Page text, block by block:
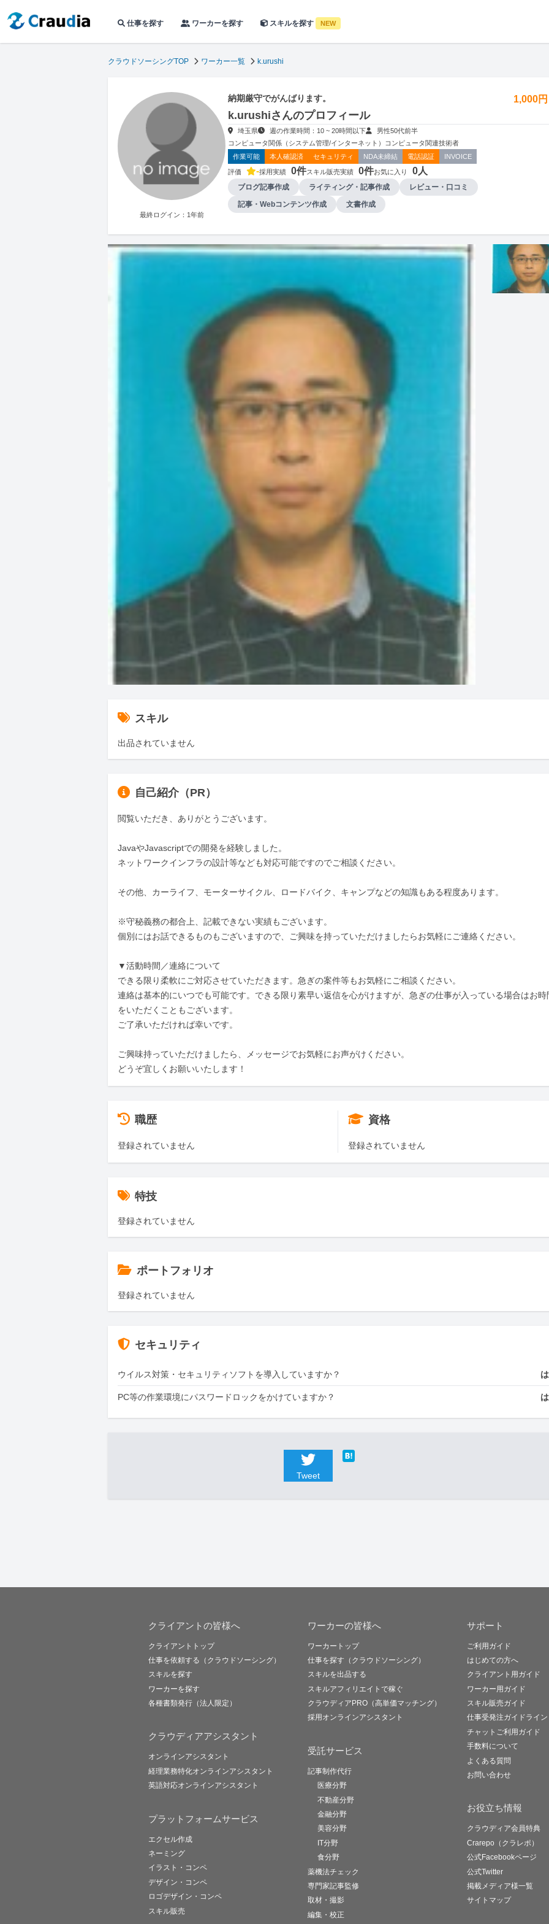
仕事を探す ワーカーを探す スキルを探す NEW
クラウドソーシングTOP ワーカー一覧 k.urushi
最終ログイン：1年前
納期厳守でがんばります。 1,000
k.urushiさんのプロフィール
埼玉県 週の作業時間：10 ~ 20時間以下 男性50代前半
コンピュータ関係（システム管理/インターネット）
コンピュータ関連技術者
作業可能
本人確認済 セキュリティ NDA未締結 電話認証 INVOICE
評価 -採用実績 0件スキル販売実績 0件お気に入り 0人
ブログ記事作成 ライティング・記事作成
レビュー・口コミ
記事・Webコンテンツ作成
文書作成
スキル
出品されていません
自己紹介（PR）
閲覧いただき、ありがとうございます。
JavaやJavascriptでの開発を経験しました。
ネットワークインフラの設計等なども対応可能ですのでご相談ください。
その他、カーライフ、モーターサイクル、ロードバイク、キャンプなどの知識もある程度あります。
※守秘義務の都合上、記載できない実績もございます。
個別にはお話できるものもございますので、ご興味を持っていただけましたらお気軽にご連絡ください。
▼活動時間／連絡について
できる限り柔軟にご対応させていただきます。急ぎの案件等もお気軽にご相談ください。
連絡は基本的にいつでも可能です。できる限り素早い返信を心がけますが、急ぎの仕事が入っている場合はお時
をいただくこともございます。
ご了承いただければ幸いです。
ご興味持っていただけましたら、メッセージでお気軽にお声がけください。
どうぞ宜しくお願いいたします！
職歴
登録されていません
資格
登録されていません
特技
登録されていません
ポートフォリオ
登録されていません
セキュリティ
ウイルス対策・セキュリティソフトを導入していますか？
PC等の作業環境にパスワードロックをかけていますか？
Tweet
クライアントの皆様へ
クライアントトップ
仕事を依頼する（クラウドソーシング）
スキルを探す
ワーカーを探す
各種書類発行（法人限定）
クラウディアアシスタント
オンラインアシスタント
経理業務特化オンラインアシスタント
英語対応オンラインアシスタント
プラットフォームサービス
エクセル作成
ネーミング
イラスト・コンペ
デザイン・コンペ
ロゴデザイン・コンペ
スキル販売
ワーカーの皆様へ
ワーカートップ
仕事を探す（クラウドソーシング）
スキルを出品する
スキルアフィリエイトで稼ぐ
クラウディアPRO（高単価マッチング）
採用オンラインアシスタント
受託サービス
記事制作代行
医療分野
不動産分野
金融分野
美容分野
IT分野
食分野
薬機法チェック
専門家記事監修
取材・撮影
編集・校正
サポート
ご利用ガイド
はじめての方へ
クライアント用ガイド
ワーカー用ガイド
スキル販売ガイド
仕事受発注ガイドライン
チャットご利用ガイド
手数料について
よくある質問
お問い合わせ
お役立ち情報
クラウディア会員特典
Crarepo（クラレポ）
公式Facebookページ
公式Twitter
掲載メディア様一覧
サイトマップ